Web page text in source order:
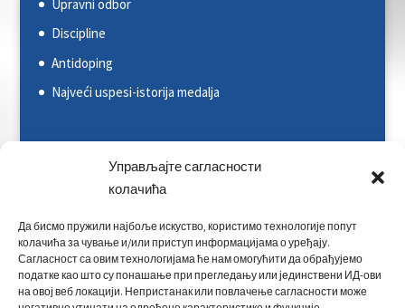
Управљајте сагласности
колачића
Да бисмо пружили најбоље искуство, користимо технологије попут
колачића за чување и/или приступ информацијама о уређају.
Сагласност са овим технологијама ће нам омогућити да обрађујемо
податке као што су понашање при прегледању или јединствени ИД-ови
на овој веб локацији. Непристанак или повлачење сагласности може
Upravni odbor
Discipline
Antidoping
Najveći uspesi-istorija medalja
Svetska kajakaška federacija (ICF)
Evropska kajakaška asocijacija (ECA)
Rezultati na nacionalnim takmičenjima
Rezultati na međunarodnim takmičenjima
Kontakt